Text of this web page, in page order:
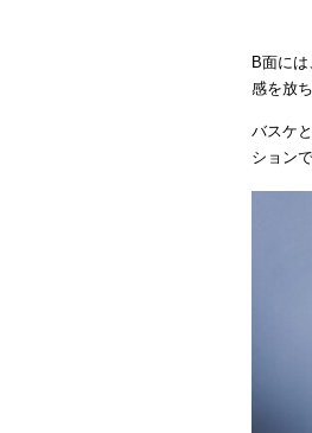
B面に
感を放ち
バスケ
ションで